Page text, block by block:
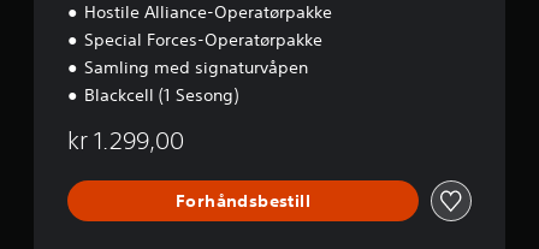
Hostile Alliance-Operatørpakke
Special Forces-Operatørpakke
Samling med signaturvåpen
Blackcell (1 Sesong)
kr 1.299,00
Forhåndsbestill